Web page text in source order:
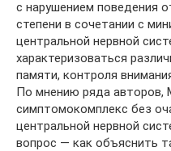
с нарушением поведения
степени в сочетании с
центральной нервной
характеризоваться
памяти, контроля
По мнению ряда
симптомокомплекс без
центральной нервной
вопрос — как объяснить